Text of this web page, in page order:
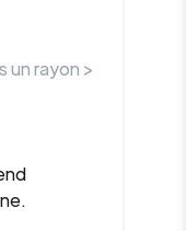
un rayon >